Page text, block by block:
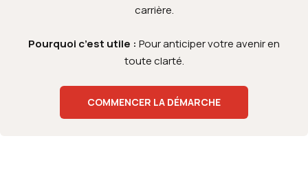
carrière.
Pourquoi c’est utile : Pour anticiper votre avenir en
toute clarté.
COMMENCER LA DÉMARCHE